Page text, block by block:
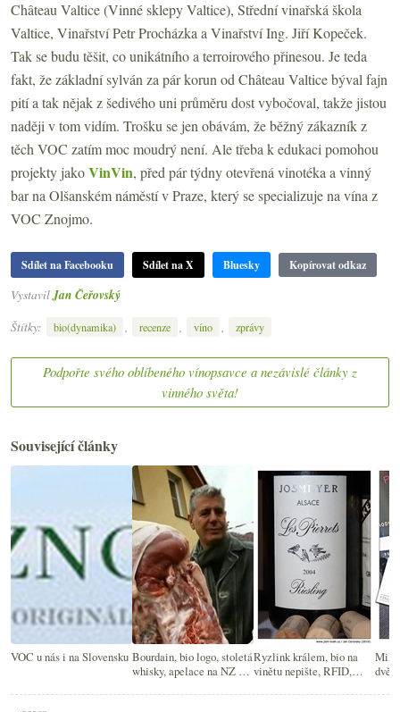
Château Valtice (Vinné sklepy Valtice), Střední vinařská škola
Valtice, Vinařství Petr Procházka a Vinařství Ing. Jiří Kopeček.
Tak se budu těšit, co unikátního a terroirového přinesou. Je teda
fakt, že základní sylván za pár korun od Château Valtice býval fajn
pití a tak nějak z šedivého uni průměru dost vybočoval, takže jistou
naději v tom vidím. Trošku se jen obávám, že běžný zákazník z
těch VOC zatím moc moudrý není. Ale třeba k edukaci pomohou
projekty jakoVinVin, před pár týdny otevřená vinotéka a vinný
bar na Olšanském náměstí v Praze, který se specializuje na vína z
VOC Znojmo.
Sdílet na Facebooku Sdílet na X Bluesky Kopírovat odkaz
Vystavil Jan Čeřovský
Štítky:
bio(dynamika) , recenze , víno , zprávy
Podpořte svého oblíbeného vínopsavce a nezávislé články z
vinného světa!
Související články
VOC u nás i na Slovensku Bourdain, bio logo, stoletá
whisky, apelace na NZ a
Ryzlink králem, bio na
vinětu nepište, RFID,
dvě